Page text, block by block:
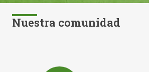
Nuestra comunidad